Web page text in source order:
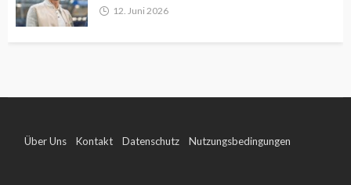
12. Juni 2026
Über Uns Kontakt Datenschutz Nutzungsbedingungen